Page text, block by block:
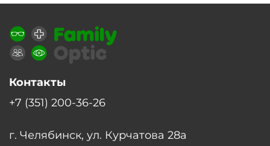
Контакты
+7 (351) 200-36-26
г. Челябинск, ул. Курчатова 28а